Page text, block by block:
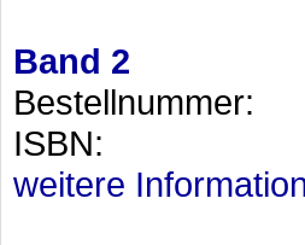
Band 2
ISBN:
weitere